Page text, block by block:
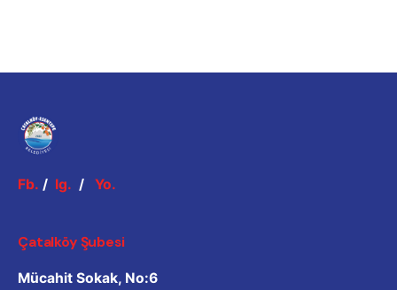
Fb. / Ig. / Yo.
Çatalköy Şubesi
Mücahit Sokak, No:6